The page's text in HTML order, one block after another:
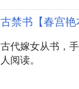
古禁书【春宫艳
古代嫁女从书，
人阅读。